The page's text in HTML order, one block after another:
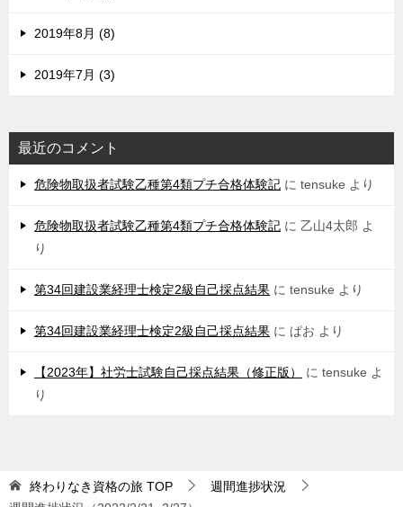
2019年8月 (8)
2019年7月 (3)
最近のコメント
危険物取扱者試験乙種第4類プチ合格体験記 に tensuke より
危険物取扱者試験乙種第4類プチ合格体験記 に 乙山4太郎 よ
り
第34回建設業経理士検定2級自己採点結果 に tensuke より
第34回建設業経理士検定2級自己採点結果 に ぱお より
【2023年】社労士試験自己採点結果（修正版） に tensuke よ
り
終わりなき資格の旅 TOP
週間進捗状況